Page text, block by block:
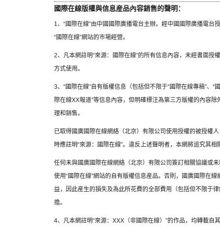
國際在線版權與信息産品內容銷售的聲明：
1、“國際在線”由中國國際廣播電台主辦。經中國國際廣播電
“國際在線”網站的市場經營。
2、凡本網註明“來源：國際在線”的所有信息內容，未經書面
方式使用。
3、“國際在線”自有版權信息（包括但不限于“國際在線專稿”、“
際在線XX報道”等信息內容，但明確標注為第三方版權的內容
理和銷售。
已取得國廣國際在線網絡（北京）有限公司使用授權的被授權
時應註明“來源：國際在線”。違反上述聲明者，本網將追究其相
任何未與國廣國際在線網絡（北京）有限公司簽訂相關協議或
使用“國際在線”網站的自有版權信息産品。否則，國廣國際在
益，因此産生的損失及為此所花費的全部費用（包括但不限于
擔。
4、凡本網註明“來源：XXX（非國際在線）”的作品，均轉載自